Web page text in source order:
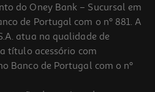
do Oney Bank – Sucursal em
de Portugal com o nº 881. A
atua na qualidade de
título acessório com
Banco de Portugal com o nº